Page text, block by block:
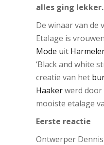
alles ging
De winaar van de
Etalage is
Mode uit
‘Black and white
creatie van het
Haakerwerd door
mooiste etalage
Eerste reactie
Ontwerper